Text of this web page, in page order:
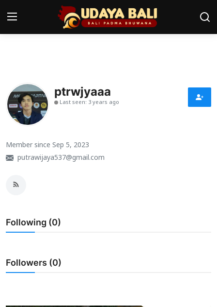
Pura
Desa Adat
Tradisi
Kearifan lokal
Seni
Usadha
Indonesia
ptrwjyaaa
Last seen: 3 years ago
Member since Sep 5, 2023
putrawijaya537@gmail.com
Following (0)
Followers (0)